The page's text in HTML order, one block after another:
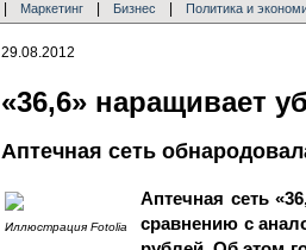
Маркетинг Бизнес Политика и
29.08.2012
«36,6» наращивает
Аптечная сеть
Иллюстрация Fotolia
Аптечная сеть
сравнению с